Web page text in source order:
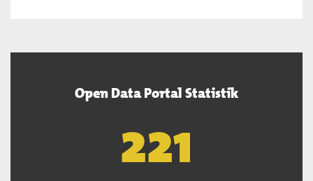
Open Data Portal Statistik
222